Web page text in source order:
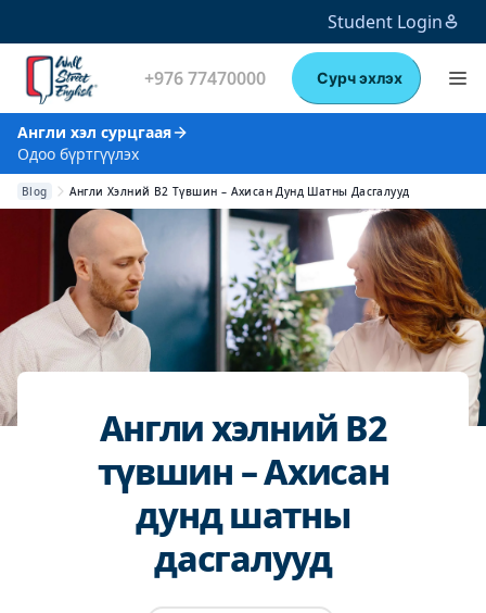
Student Login
+976 77470000 Сурч эхлэх
Англи хэл сурцгаая
Одоо бүртгүүлэх
Blog Англи Хэлний B2 Түвшин – Ахисан Дунд Шатны Дасгалууд
Англи хэлний B2
түвшин – Ахисан
дунд шатны
дасгалууд